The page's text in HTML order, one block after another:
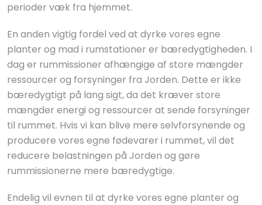
perioder væk fra hjemmet.
En anden vigtig fordel ved at dyrke vores egne
planter og mad i rumstationer er bæredygtigheden. I
dag er rummissioner afhængige af store mængder
ressourcer og forsyninger fra Jorden. Dette er ikke
bæredygtigt på lang sigt, da det kræver store
mængder energi og ressourcer at sende forsyninger
til rummet. Hvis vi kan blive mere selvforsynende og
producere vores egne fødevarer i rummet, vil det
reducere belastningen på Jorden og gøre
rummissionerne mere bæredygtige.
Endelig vil evnen til at dyrke vores egne planter og